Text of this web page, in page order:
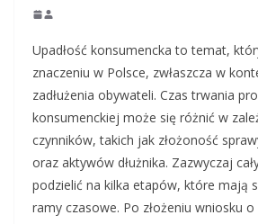
Upadłość konsumencka to temat,
znaczeniu w Polsce, zwłaszcza w
zadłużenia obywateli. Czas trwania
konsumenckiej może się różnić w
czynników, takich jak złożoność
oraz aktywów dłużnika. Zazwyczaj
podzielić na kilka etapów, które mają
ramy czasowe. Po złożeniu wniosku o